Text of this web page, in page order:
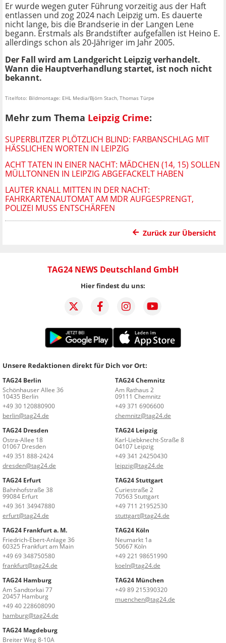
Er wurde wegen guter Führung vorzeitig aus der Haft
entlassen und zog 2024 nach Leipzig um. Es dauerte
nicht lange, bis die Brandserie in der Langen Lene
begann. Erstmals als Brandstifter aufgefallen ist Heino E.
allerdings schon als 20-Jähriger im Jahr 2005.
Der Fall wird am Landgericht Leipzig verhandelt.
Wann die Hauptverhandlung startet, ist noch nicht
bekannt.
Titelfoto: Bildmontage: EHL Media/Björn Stach, Thomas Türpe
Mehr zum Thema Leipzig Crime:
SUPERBLITZER PLÖTZLICH BLIND: FARBANSCHLAG MIT
HÄSSLICHEN WORTEN IN LEIPZIG
ACHT TATEN IN EINER NACHT: MÄDCHEN (14, 15) SOLLEN
MÜLLTONNEN IN LEIPZIG ABGEFACKELT HABEN
LAUTER KNALL MITTEN IN DER NACHT:
FAHRKARTENAUTOMAT AM MDR AUFGESPRENGT,
POLIZEI MUSS ENTSCHÄRFEN
Zurück zur Übersicht
TAG24 NEWS Deutschland GmbH
Hier findest du uns:
Unsere Redaktionen direkt für Dich vor Ort:
TAG24 Berlin
Schönhauser Allee 36
10435 Berlin
+49 30 120880900
berlin@tag24.de
TAG24 Chemnitz
Am Rathaus 2
09111 Chemnitz
+49 371 6906600
chemnitz@tag24.de
TAG24 Dresden
Ostra-Allee 18
01067 Dresden
+49 351 888-2424
dresden@tag24.de
TAG24 Leipzig
Karl-Liebknecht-Straße 8
04107 Leipzig
+49 341 24250430
leipzig@tag24.de
TAG24 Erfurt
Bahnhofstraße 38
99084 Erfurt
+49 361 34947880
erfurt@tag24.de
TAG24 Stuttgart
Curiestraße 2
70563 Stuttgart
+49 711 21952530
stuttgart@tag24.de
TAG24 Frankfurt a. M.
Friedrich-Ebert-Anlage 36
60325 Frankfurt am Main
+49 69 348750580
frankfurt@tag24.de
TAG24 Köln
Neumarkt 1a
50667 Köln
+49 221 98651990
koeln@tag24.de
TAG24 Hamburg
Am Sandtorkai 77
20457 Hamburg
+49 40 228608090
hamburg@tag24.de
TAG24 München
+49 89 215390320
muenchen@tag24.de
TAG24 Magdeburg
Breiter Weg 8-10A